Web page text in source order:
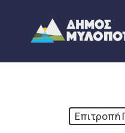
content
Επιτροπή